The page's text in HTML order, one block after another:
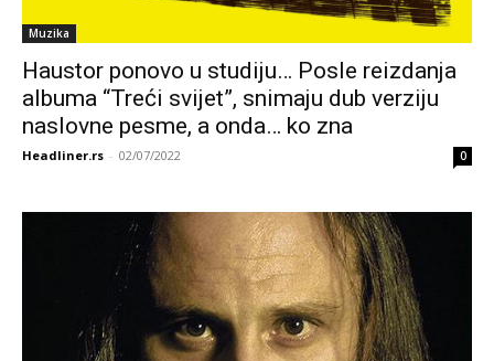
Muzika
Haustor ponovo u studiju… Posle reizdanja
albuma “Treći svijet”, snimaju dub verziju
naslovne pesme, a onda… ko zna
Headliner.rs - 02/07/2022 0